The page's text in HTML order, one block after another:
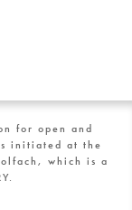
for open and
initiated at the
which is a